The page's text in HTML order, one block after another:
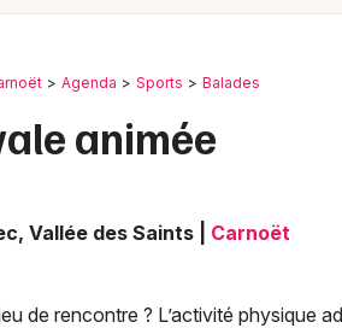
Agenda Sports Balades
animée
Vallée des Saints
Carnoët
de rencontre ? L’activité physique